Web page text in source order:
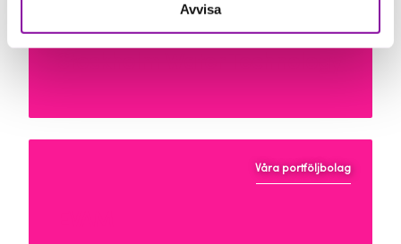
Avvisa
Våra portföljbolag